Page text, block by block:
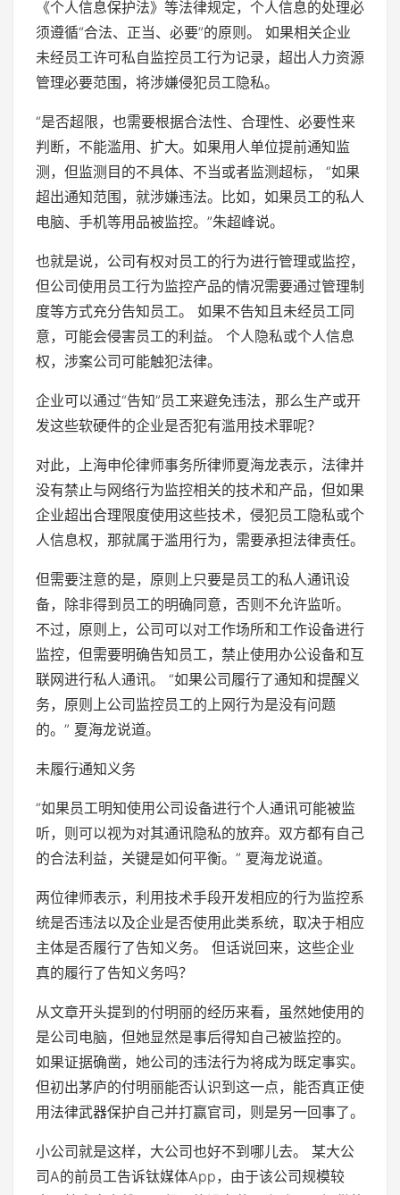
《个人信息保护法》等法律规定，个人信息的处理必
须遵循“合法、正当、必要”的原则。 如果相关企业
未经员工许可私自监控员工行为记录，超出人力资源
管理必要范围，将涉嫌侵犯员工隐私。
“是否超限，也需要根据合法性、合理性、必要性来
判断，不能滥用、扩大。如果用人单位提前通知监
测，但监测目的不具体、不当或者监测超标， “如果
超出通知范围，就涉嫌违法。比如，如果员工的私人
电脑、手机等用品被监控。”朱超峰说。
也就是说，公司有权对员工的行为进行管理或监控，
但公司使用员工行为监控产品的情况需要通过管理制
度等方式充分告知员工。 如果不告知且未经员工同
意，可能会侵害员工的利益。 个人隐私或个人信息
权，涉案公司可能触犯法律。
企业可以通过“告知”员工来避免违法，那么生产或开
发这些软硬件的企业是否犯有滥用技术罪呢？
对此，上海申伦律师事务所律师夏海龙表示，法律并
没有禁止与网络行为监控相关的技术和产品，但如果
企业超出合理限度使用这些技术，侵犯员工隐私或个
人信息权，那就属于滥用行为，需要承担法律责任。
但需要注意的是，原则上只要是员工的私人通讯设
备，除非得到员工的明确同意，否则不允许监听。
不过，原则上，公司可以对工作场所和工作设备进行
监控，但需要明确告知员工，禁止使用办公设备和互
联网进行私人通讯。 “如果公司履行了通知和提醒义
务，原则上公司监控员工的上网行为是没有问题
的。” 夏海龙说道。
未履行通知义务
“如果员工明知使用公司设备进行个人通讯可能被监
听，则可以视为对其通讯隐私的放弃。双方都有自己
的合法利益，关键是如何平衡。” 夏海龙说道。
两位律师表示，利用技术手段开发相应的行为监控系
统是否违法以及企业是否使用此类系统，取决于相应
主体是否履行了告知义务。 但话说回来，这些企业
真的履行了告知义务吗？
从文章开头提到的付明丽的经历来看，虽然她使用的
是公司电脑，但她显然是事后得知自己被监控的。
如果证据确凿，她公司的违法行为将成为既定事实。
但初出茅庐的付明丽能否认识到这一点，能否真正使
用法律武器保护自己并打赢官司，则是另一回事了。
小公司就是这样，大公司也好不到哪儿去。 某大公
司A的前员工告诉钛媒体App，由于该公司规模较